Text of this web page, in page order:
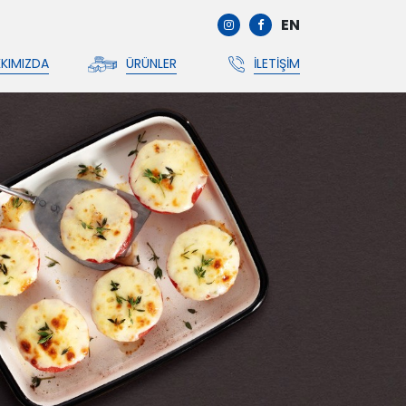
EN
ÜRÜNLER İLETIŞIM